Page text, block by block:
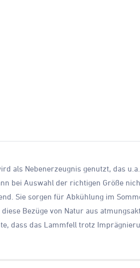
als Nebenerzeugnis genutzt, das
bei Auswahl der richtigen Größe
Sie sorgen für Abkühlung im
Bezüge von Natur aus
dass das Lammfell trotz